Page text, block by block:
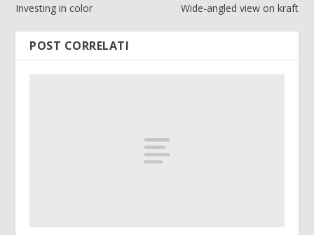
Investing in color Wide-angled view on kraft
POST CORRELATI